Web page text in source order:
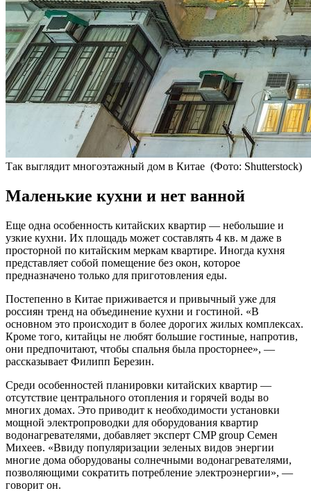
Так выглядит многоэтажный дом в Китае (Фото: Shutterstock)
Маленькие кухни и нет ванной
Еще одна особенность китайских квартир — небольшие и
узкие кухни. Их площадь может составлять 4 кв. м даже в
просторной по китайским меркам квартире. Иногда кухня
представляет собой помещение без окон, которое
предназначено только для приготовления еды.
Постепенно в Китае приживается и привычный уже для
россиян тренд на объединение кухни и гостиной. «В
основном это происходит в более дорогих жилых комплексах.
Кроме того, китайцы не любят большие гостиные, напротив,
они предпочитают, чтобы спальня была просторнее», —
рассказывает Филипп Березин.
Среди особенностей планировки китайских квартир —
отсутствие центрального отопления и горячей воды во
многих домах. Это приводит к необходимости установки
мощной электропроводки для оборудования квартир
водонагревателями, добавляет эксперт CMP group Семен
Михеев. «Ввиду популяризации зеленых видов энергии
многие дома оборудованы солнечными водонагревателями,
позволяющими сократить потребление электроэнергии», —
говорит он.